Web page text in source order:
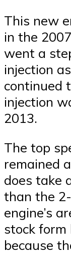
This new
in the
went a
injection
continued
injection
2013.
The top
remained
does take
than the
engine’s
stock
because